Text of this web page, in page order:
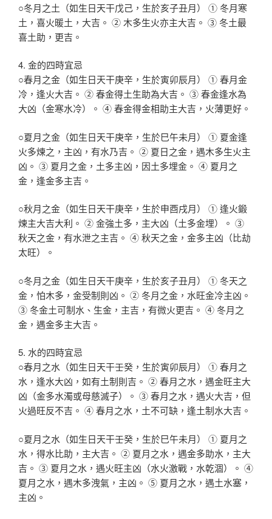
○冬月之土（如生日天干戊己，生於亥子丑月） ① 冬月寒
土，喜火暖土，大吉。 ② 木多生火亦主大吉。 ③ 冬土最
喜土助，更吉。
4. 金的四時宜忌
○春月之金（如生日天干庚辛，生於寅卯辰月） ① 春月金
冷，逢火大吉。 ② 春金得土生助為大吉。 ③ 春金逢水為
大凶（金寒水冷）。 ④ 春金得金相助主大吉，火薄更好。
○夏月之金（如生日天干庚辛，生於巳午未月） ① 夏金逢
火多煉之，主凶，有水乃吉。 ② 夏日之金，遇木多生火主
凶。 ③ 夏月之金，土多主凶，因土多埋金。 ④ 夏月之
金，逢金多主吉。
○秋月之金（如生日天干庚辛，生於申酉戌月） ① 逢火鍛
煉主大吉大利。 ② 金強土多，主大凶（土多金埋）。 ③
秋天之金，有水泄之主吉。 ④ 秋天之金，金多主凶（比劫
太旺）。
○冬月之金（如生日天干庚辛，生於亥子丑月） ① 冬天之
金，怕木多，金受制則凶。 ② 冬月之金，水旺金冷主凶。
③ 冬金土可制水、生金，主吉，有微火更吉。 ④ 冬月之
金，遇金多主大吉。
5. 水的四時宜忌
○春月之水（如生日天干壬癸，生於寅卯辰月） ① 春月之
水，逢水大凶，如有土制則吉。 ② 春月之水，遇金旺主大
凶（金多水濁或母慈滅子）。 ③ 春月之水，遇火大吉，但
火過旺反不吉。 ④ 春月之水，土不可缺，逢土制水大吉。
○夏月之水（如生日天干壬癸，生於巳午未月） ① 夏月之
水，得水比助，主大吉。 ② 夏月之水，遇金多助水，主大
吉。 ③ 夏月之水，遇火旺主凶（水火激戰，水乾涸）。 ④
夏月之水，遇木多洩氣，主凶。 ⑤ 夏月之水，遇土水塞，
主凶。